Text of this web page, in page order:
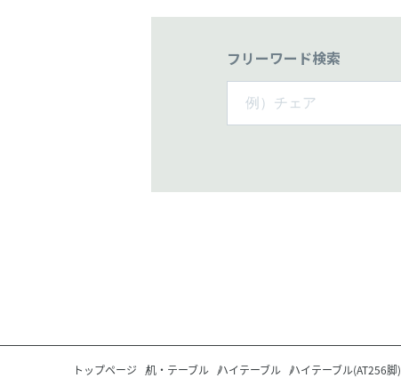
フリーワード検索
トップページ 机・テーブル ハイテーブル ハイテーブル(AT256脚)